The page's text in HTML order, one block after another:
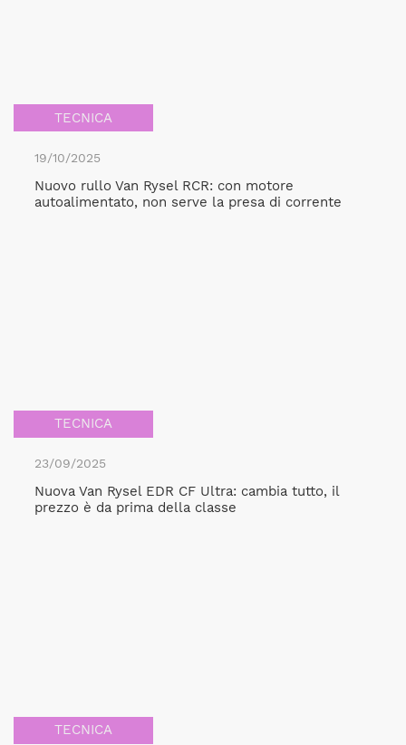
TECNICA
19/10/2025
Nuovo rullo Van Rysel RCR: con motore
autoalimentato, non serve la presa di corrente
TECNICA
23/09/2025
Nuova Van Rysel EDR CF Ultra: cambia tutto, il
prezzo è da prima della classe
TECNICA